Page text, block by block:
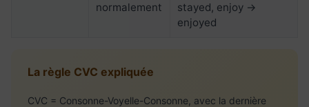
normalement
stayed, enjoy →
enjoyed
La règle CVC expliquée
CVC = Consonne-Voyelle-Consonne, avec la dernière